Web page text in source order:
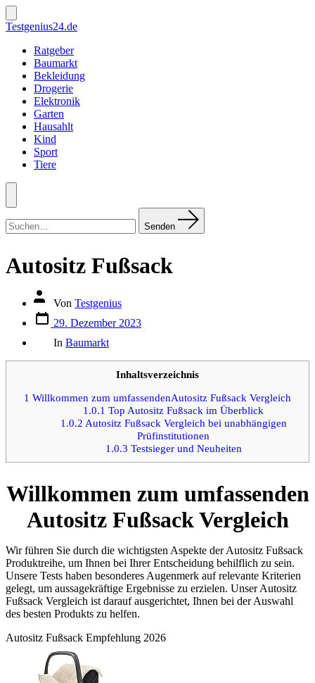
Zum
Inhalt
springen
Suche
ein-/ausblenden
Testgenius24.de
Ratgeber
Baumarkt
Bekleidung
Drogerie
Elektronik
Garten
Hausahlt
Kind
Sport
Tiere
Menü
nach:
Senden
Autositz Fußsack
Autor
Beitrags
Von Testgenius
Datum
des
Beitrags
29. Dezember 2023
In Baumarkt
Inhaltsverzeichnis
1 Willkommen zum umfassendenAutositz Fußsack Vergleich
1.0.1 Top Autositz Fußsack im Überblick
1.0.2 Autositz Fußsack Vergleich bei unabhängigen
Prüfinstitutionen
1.0.3 Testsieger und Neuheiten
Willkommen zum umfassenden
Autositz Fußsack Vergleich
Wir führen Sie durch die wichtigsten Aspekte der Autositz Fußsack
Produktreihe, um Ihnen bei Ihrer Entscheidung behilflich zu sein.
Unsere Tests haben besonderes Augenmerk auf relevante Kriterien
gelegt, um aussagekräftige Ergebnisse zu erzielen. Unser Autositz
Fußsack Vergleich ist darauf ausgerichtet, Ihnen bei der Auswahl
des besten Produkts zu helfen.
Autositz Fußsack Empfehlung 2026